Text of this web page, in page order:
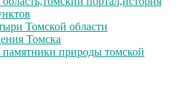
Томской области
Томска
памятники природы томской